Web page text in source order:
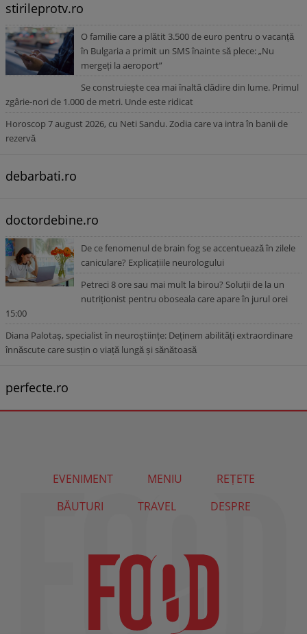
stirileprotv.ro
O familie care a plătit 3.500 de euro pentru o vacanță
în Bulgaria a primit un SMS înainte să plece: „Nu
mergeți la aeroport”
Se construiește cea mai înaltă clădire din lume. Primul
zgârie-nori de 1.000 de metri. Unde este ridicat
Horoscop 7 august 2026, cu Neti Sandu. Zodia care va intra în banii de
rezervă
debarbati.ro
doctordebine.ro
De ce fenomenul de brain fog se accentuează în zilele
caniculare? Explicațiile neurologului
Petreci 8 ore sau mai mult la birou? Soluții de la un
nutriționist pentru oboseala care apare în jurul orei
15:00
Diana Palotaș, specialist în neuroștiințe: Deținem abilități extraordinare
înnăscute care susțin o viață lungă și sănătoasă
perfecte.ro
EVENIMENT MENIU
REȚETE
BĂUTURI
TRAVEL DESPRE